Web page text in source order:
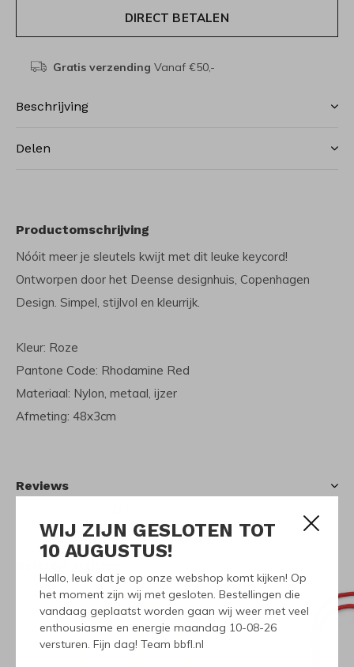
WIJ ZIJN GESLOTEN TOT
10 AUGUSTUS!
Hallo, leuk dat je op onze webshop komt kijken! Op
het moment zijn wij met gesloten. Bestellingen die
vandaag geplaatst worden gaan wij weer met veel
enthousiasme en energie maandag 10-08-26
versturen. Fijn dag! Team bbfl.nl
DIRECT BETALEN
Gratis verzending Vanaf €50,-
Beschrijving
Delen
Productomschrijving
Nóóit meer je sleutels kwijt met dit leuke keycord!
Ontworpen door het Deense designhuis, Copenhagen
Design. Simpel, stijlvol en kleurrijk.
Kleur: Roze
Pantone Code: Rhodamine Red
Materiaal: Nylon, metaal, ijzer
Afmeting: 48x3cm
Reviews